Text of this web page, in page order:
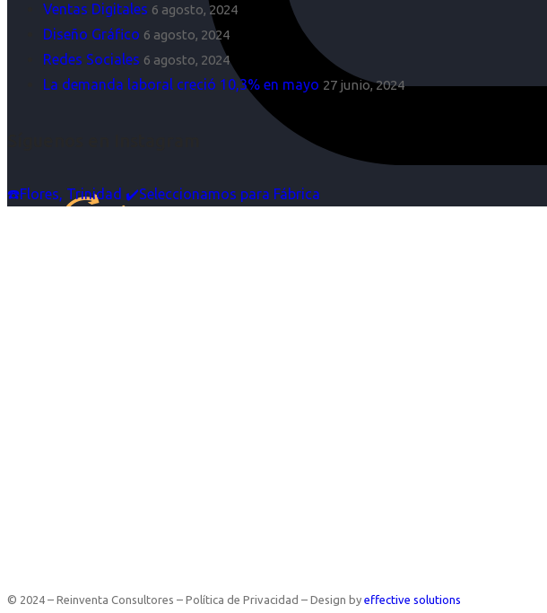
Ventas Digitales 6 agosto, 2024
Diseño Gráfico 6 agosto, 2024
Redes Sociales 6 agosto, 2024
La demanda laboral creció 10,3% en mayo 27 junio, 2024
☎️Flores, Trinidad ✔️Seleccionamos para Fábrica
© 2024 – Reinventa Consultores – Política de Privacidad – Design by effective solutions